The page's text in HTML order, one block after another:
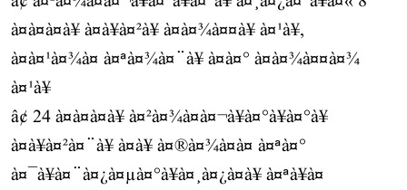
à¤à¤à¤à¥ à¤à¥à¤²à¥ à¤à¤¾à¤¤à¥ à¤¹à¥,
à¤à¤¹à¤¾à¤ à¤ªà¤¾à¤¨à¥ à¤­à¤° à¤à¤¾à¤¤à¤¾
à¤¹à¥
â¢ 24 à¤à¤à¤à¥ à¤²à¤¾à¤à¤¬à¥à¤°à¥à¤°à¥
à¤à¥à¤²à¤¨à¥ à¤à¥ à¤®à¤¾à¤à¤ à¤ªà¤°
à¤¯à¥à¤¨à¤¿à¤µà¤°à¥à¤¸à¤¿à¤à¥ à¤ªà¥à¤